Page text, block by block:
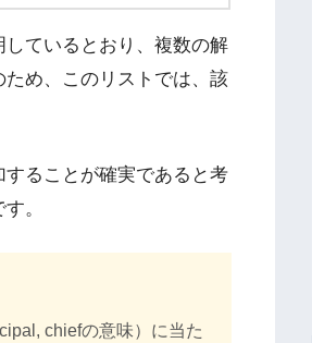
しているとおり、複数の解
め、このリストでは、該
ることが確実であると考
。
chiefの意味）に当た